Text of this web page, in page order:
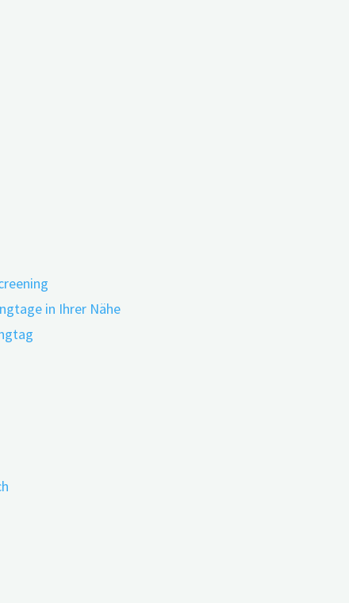
in Ihrer Nähe
Edition
im Gehirn
jeder, was gemeint ist: Gefühle der Freude und
im menschlichen Körper und welche
…